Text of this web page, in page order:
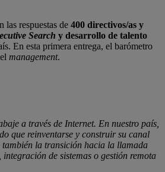
las respuestas de 400 directivos/as y
Search y desarrollo de talento
En esta primera entrega, el barómetro
management.
a través de Internet. En nuestro país,
que reinventarse y construir su canal
también la transición hacia la llamada
de sistemas o gestión remota